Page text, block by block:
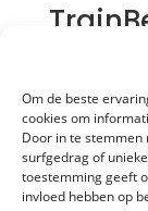
Om de beste
cookies om
Door in te stemmen
surfgedrag of
toestemming geeft
invloed hebben op
Met
verstandig
werken aan
gevolgen
blessurevrij